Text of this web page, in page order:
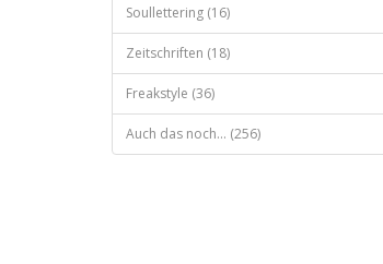
Soullettering (16)
Zeitschriften (18)
Freakstyle (36)
Auch das noch... (256)